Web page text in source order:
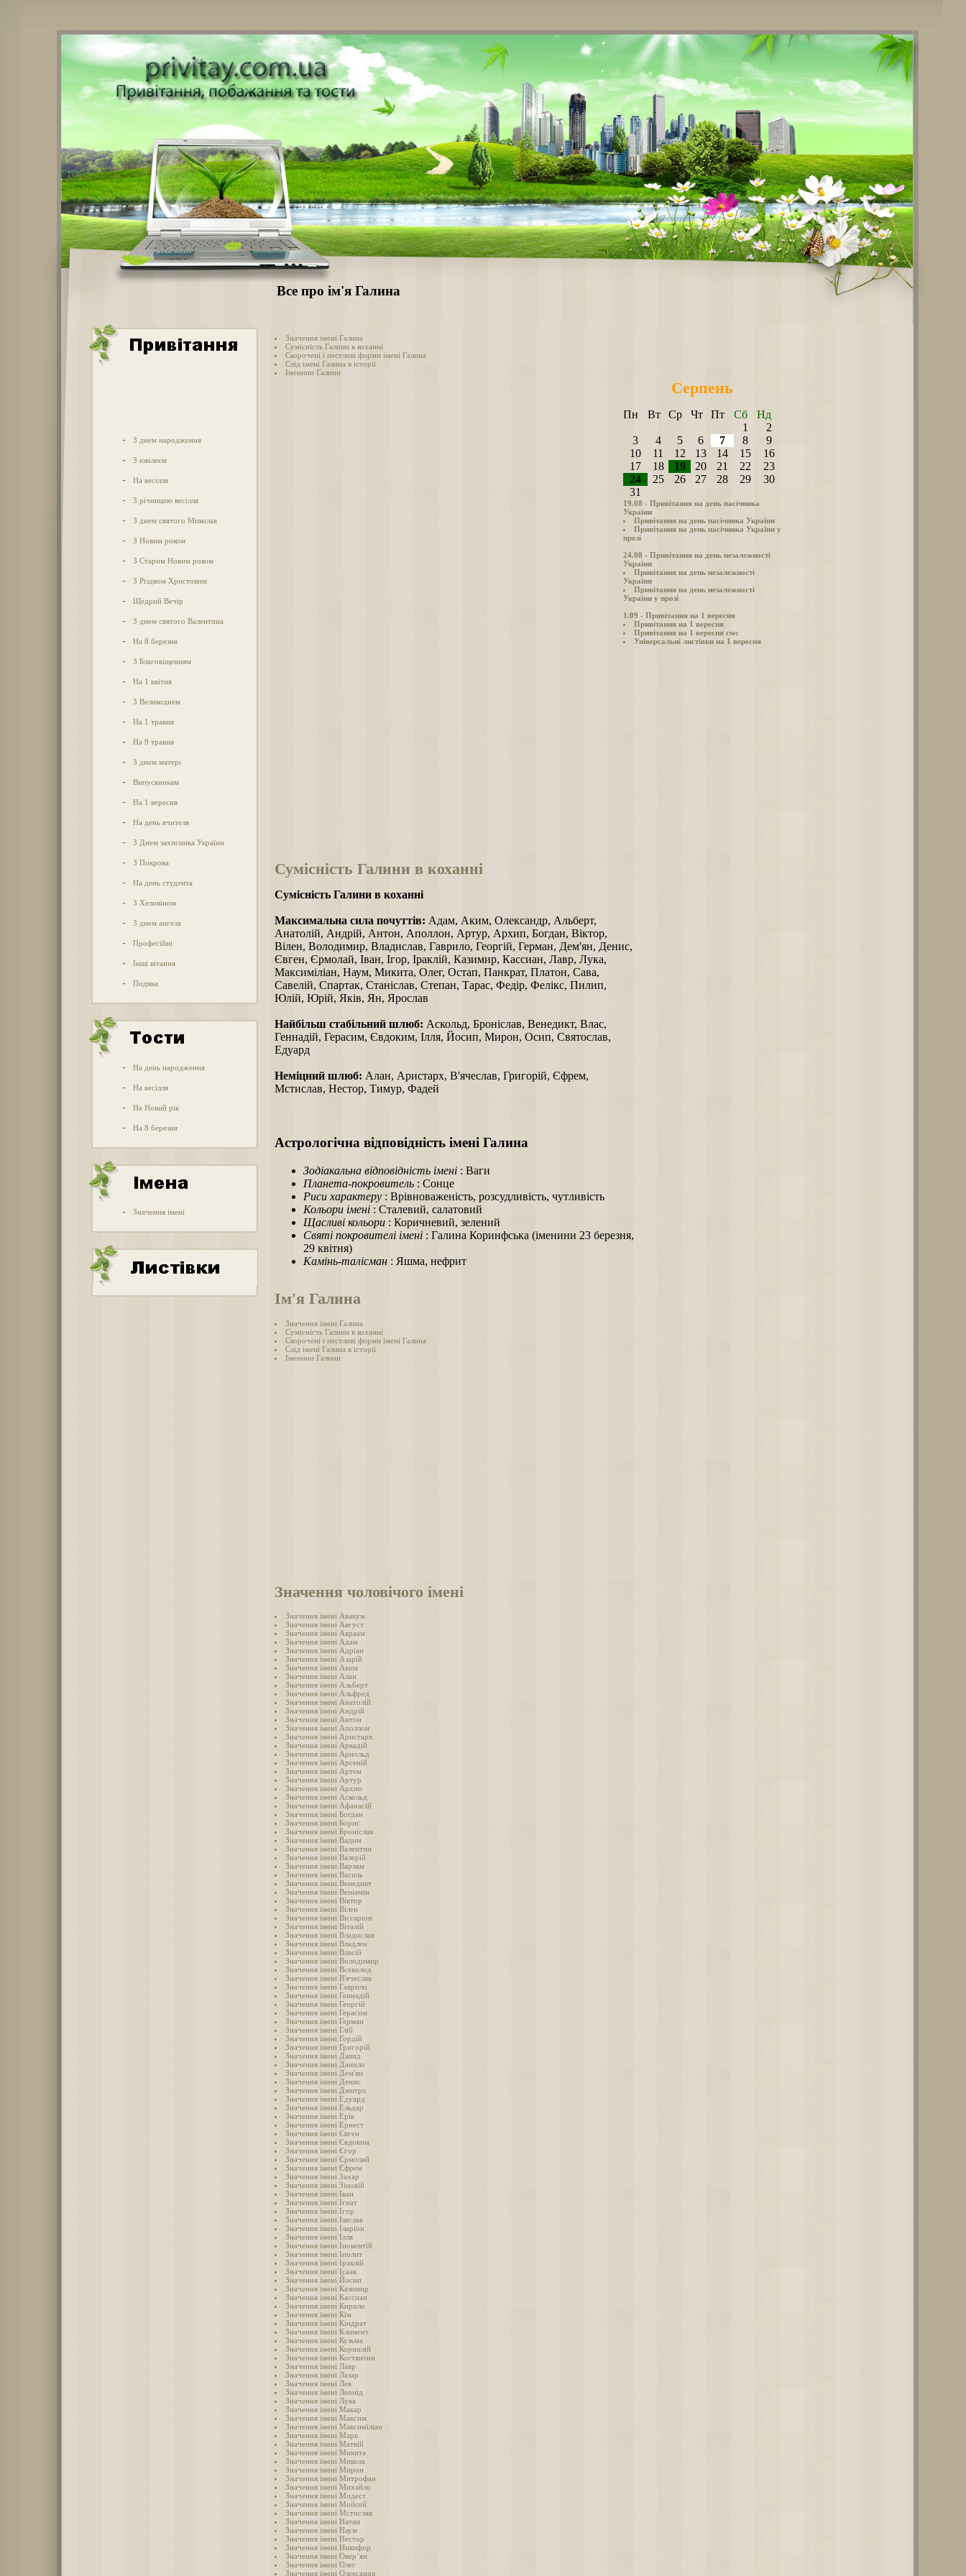
Все про ім'я Галина
- З днем народження
- З ювілеєм
- На весілля
- З річницею весілля
- З днем святого Миколая
- З Новим роком
- З Старим Новим роком
- З Різдвом Христовим
- Щедрий Вечір
- З днем святого Валентина
- На 8 березня
- З Благовіщенням
- На 1 квітня
- З Великоднем
- На 1 травня
- На 9 травня
- З днем матері
- Випускникам
- На 1 вересня
- На день вчителя
- З Днем захисника України
- З Покрова
- На день студента
- З Хеловіном
- З днем ангела
- Професійні
- Інші вітання
- Подяка
- На день народження
- На весілля
- На Новий рік
- На 8 березня
- Значення імені
Значення імені Галина
Сумісність Галини в коханні
Скорочені і пестливі форми імені Галина
Слід імені Галина в історії
Іменини Галини
Серпень
Пн Вт Ср Чт Пт Сб
Нд
1
2
3
4 5 6 7 8
9
10
11 12 13 14 15
16
17
18 19 20 21 22
23
24
25 26 27 28 29
30
31
19.08 - Привітання на день пасічника
України
Привітання на день пасічника України
Привітання на день пасічника України у
прозі
24.08 - Привітання на день незалежності
України
Привітання на день незалежності
України
Привітання на день незалежності
України у прозі
1.09 - Привітання на 1 вересня
Привітання на 1 вересня
Привітання на 1 вересня смс
Універсальні листівки на 1 вересня
Сумісність Галини в коханні
Сумісність Галини в коханні
Максимальна сила почуттів: Адам, Аким, Олександр, Альберт,
Анатолій, Андрій, Антон, Аполлон, Артур, Архип, Богдан, Віктор,
Вілен, Володимир, Владислав, Гаврило, Георгій, Герман, Дем'ян, Денис,
Євген, Єрмолай, Іван, Ігор, Іраклій, Казимир, Кассиан, Лавр, Лука,
Максиміліан, Наум, Микита, Олег, Остап, Панкрат, Платон, Сава,
Савелій, Спартак, Станіслав, Степан, Тарас, Федір, Фелікс, Пилип,
Юлій, Юрій, Яків, Ян, Ярослав
Найбільш стабільний шлюб: Аскольд, Броніслав, Венедикт, Влас,
Геннадій, Герасим, Євдоким, Ілля, Йосип, Мирон, Осип, Святослав,
Едуард
Неміцний шлюб: Алан, Аристарх, В'ячеслав, Григорій, Єфрем,
Мстислав, Нестор, Тимур, Фадей
Астрологічна відповідність імені Галина
Зодіакальна відповідність імені : Ваги
Планета-покровитель : Сонце
Риси характеру : Врівноваженість, розсудливість, чутливість
Кольори імені : Сталевий, салатовий
Щасливі кольори : Коричневий, зелений
Святі покровителі імені : Галина Коринфська (іменини 23 березня,
29 квітня)
Камінь-талісман : Яшма, нефрит
Ім'я Галина
Значення імені Галина
Сумісність Галини в коханні
Скорочені і пестливі форми імені Галина
Слід імені Галина в історії
Іменини Галини
Значення чоловічого імені
Значення імені Авакум
Значення імені Август
Значення імені Авраам
Значення імені Адам
Значення імені Адріан
Значення імені Азарій
Значення імені Аким
Значення імені Алан
Значення імені Альберт
Значення імені Альфред
Значення імені Анатолій
Значення імені Андрій
Значення імені Антон
Значення імені Аполлон
Значення імені Аристарх
Значення імені Аркадій
Значення імені Арнольд
Значення імені Арсеній
Значення імені Артем
Значення імені Артур
Значення імені Архип
Значення імені Аскольд
Значення імені Афанасій
Значення імені Богдан
Значення імені Борис
Значення імені Броніслав
Значення імені Вадим
Значення імені Валентин
Значення імені Валерій
Значення імені Варлам
Значення імені Василь
Значення імені Венедикт
Значення імені Веніамін
Значення імені Віктор
Значення імені Вілен
Значення імені Віссаріон
Значення імені Віталій
Значення імені Владислав
Значення імені Владлен
Значення імені Власій
Значення імені Володимир
Значення імені Всеволод
Значення імені В'ячеслав
Значення імені Гаврило
Значення імені Геннадій
Значення імені Георгій
Значення імені Герасим
Значення імені Герман
Значення імені Гліб
Значення імені Гордій
Значення імені Григорій
Значення імені Давид
Значення імені Данило
Значення імені Дем'ян
Значення імені Денис
Значення імені Дмитро
Значення імені Едуард
Значення імені Ельдар
Значення імені Ерік
Значення імені Ернест
Значення імені Євген
Значення імені Євдоким
Значення імені Єгор
Значення імені Єрмолай
Значення імені Єфрем
Значення імені Захар
Значення імені Зіновій
Значення імені Іван
Значення імені Ігнат
Значення імені Ігор
Значення імені Ізяслав
Значення імені Іларіон
Значення імені Ілля
Значення імені Інокентій
Значення імені Іполит
Значення імені Іраклій
Значення імені Ісаак
Значення імені Йосип
Значення імені Казимир
Значення імені Кассиан
Значення імені Кирило
Значення імені Кім
Значення імені Кіндрат
Значення імені Климент
Значення імені Кузьма
Значення імені Корнилій
Значення імені Костянтин
Значення імені Лавр
Значення імені Лазар
Значення імені Лев
Значення імені Леонід
Значення імені Лука
Значення імені Макар
Значення імені Максим
Значення імені Максиміліан
Значення імені Марк
Значення імені Матвій
Значення імені Микита
Значення імені Микола
Значення імені Мирон
Значення імені Митрофан
Значення імені Михайло
Значення імені Модест
Значення імені Мойсей
Значення імені Мстислав
Значення імені Натан
Значення імені Наум
Значення імені Нестор
Значення імені Никифор
Значення імені Овер’ян
Значення імені Олег
Значення імені Олександр